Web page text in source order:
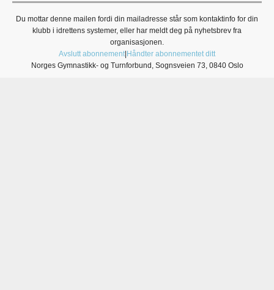
Du mottar denne mailen fordi din mailadresse står som kontaktinfo for din
klubb i idrettens systemer, eller har meldt deg på nyhetsbrev fra
organisasjonen.
Avslutt abonnement| Håndter abonnementet ditt
Norges Gymnastikk- og Turnforbund, Sognsveien 73, 0840 Oslo